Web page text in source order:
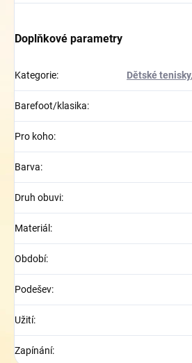
Doplňkové parametry
Kategorie: Dětské tenisky,
Barefoot/klasika:
Pro koho:
Barva:
Druh obuvi:
Materiál :
Období:
Podešev:
Užití:
Zapínání: